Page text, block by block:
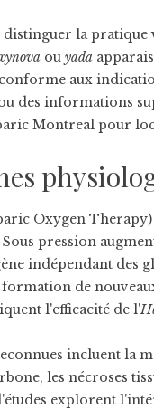
distinguer la pratique
ou yada
aux
des informations
Montreal pour
Oxygen
Sous pression
indépendant des
de
l'efficacité de l'
incluent la
les nécroses
explorent